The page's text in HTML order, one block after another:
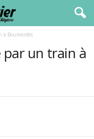
à Boumerdès
un train à